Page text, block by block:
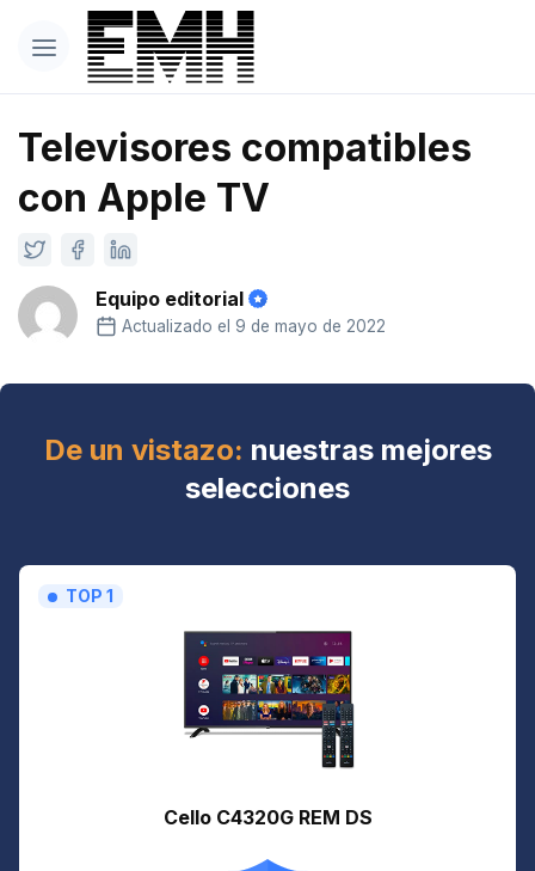
Televisores compatibles
con Apple TV
Equipo editorial
Actualizado el 9 de mayo de 2022
De un vistazo: nuestras mejores
selecciones
TOP 1
Cello C4320G REM DS